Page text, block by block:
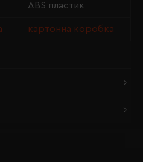
ABS пластик
картонна коробка